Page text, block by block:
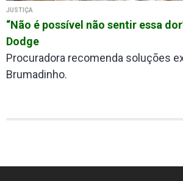
JUSTIÇA
“Não é possível não sentir essa
Dodge
Procuradora recomenda soluções
Brumadinho.